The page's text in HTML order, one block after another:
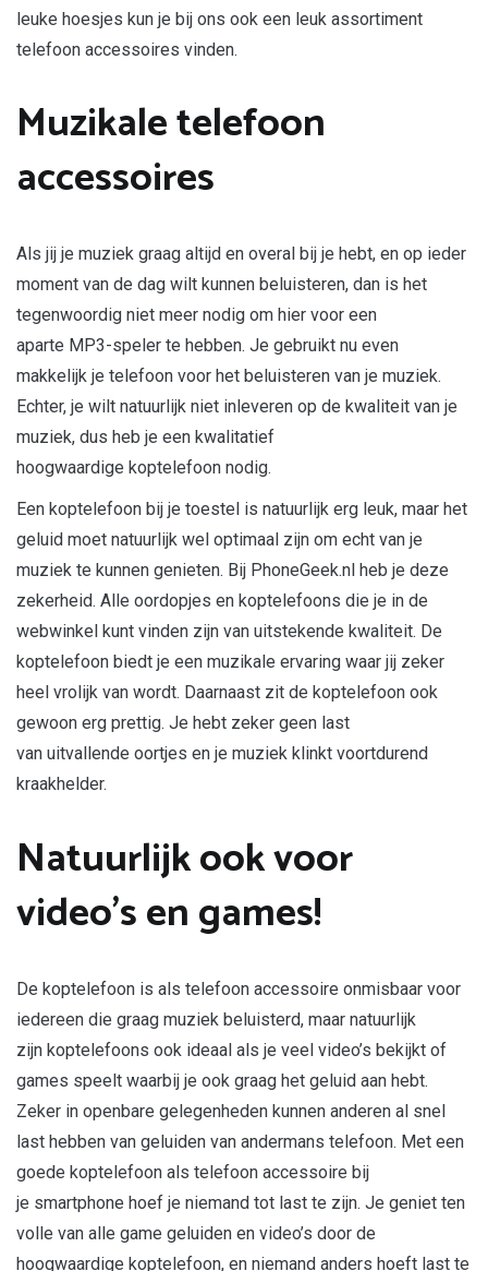
leuke hoesjes kun je bij ons ook een leuk assortiment
telefoon accessoires vinden.
Muzikale telefoon
accessoires
Als jij je muziek graag altijd en overal bij je hebt, en op ieder
moment van de dag wilt kunnen beluisteren, dan is het
tegenwoordig niet meer nodig om hier voor een
aparte MP3-speler te hebben. Je gebruikt nu even
makkelijk je telefoon voor het beluisteren van je muziek.
Echter, je wilt natuurlijk niet inleveren op de kwaliteit van je
muziek, dus heb je een kwalitatief
hoogwaardige koptelefoon nodig.
Een koptelefoon bij je toestel is natuurlijk erg leuk, maar het
geluid moet natuurlijk wel optimaal zijn om echt van je
muziek te kunnen genieten. Bij PhoneGeek.nl heb je deze
zekerheid. Alle oordopjes en koptelefoons die je in de
webwinkel kunt vinden zijn van uitstekende kwaliteit. De
koptelefoon biedt je een muzikale ervaring waar jij zeker
heel vrolijk van wordt. Daarnaast zit de koptelefoon ook
gewoon erg prettig. Je hebt zeker geen last
van uitvallende oortjes en je muziek klinkt voortdurend
kraakhelder.
Natuurlijk ook voor
video’s en games!
De koptelefoon is als telefoon accessoire onmisbaar voor
iedereen die graag muziek beluisterd, maar natuurlijk
zijn koptelefoons ook ideaal als je veel video’s bekijkt of
games speelt waarbij je ook graag het geluid aan hebt.
Zeker in openbare gelegenheden kunnen anderen al snel
last hebben van geluiden van andermans telefoon. Met een
goede koptelefoon als telefoon accessoire bij
je smartphone hoef je niemand tot last te zijn. Je geniet ten
volle van alle game geluiden en video’s door de
hoogwaardige koptelefoon, en niemand anders hoeft last te